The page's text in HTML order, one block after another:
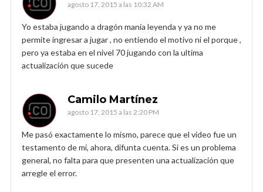
agosto 17, 2015 a las 10:32 AM
Yo estaba jugando a dragón manía leyenda y ya no me
permite ingresar a jugar , no entiendo el motivo ni el porque ,
pero ya estaba en el nivel 70 jugando con la ultima
actualización que sucede
Camilo Martínez
agosto 17, 2015 a las 2:20 PM
Me pasó exactamente lo mismo, parece que el video fue un
testamento de mi, ahora, difunta cuenta. Si es un problema
general, no falta para que presenten una actualización que
arregle el error.